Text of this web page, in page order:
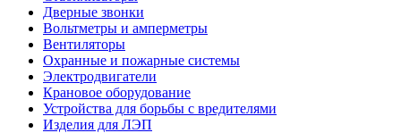
Дверные звонки
Вольтметры и амперметры
Вентиляторы
Охранные и пожарные системы
Электродвигатели
Крановое оборудование
Устройства для борьбы с вредителями
Изделия для ЛЭП